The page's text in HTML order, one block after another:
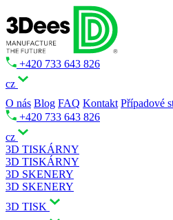
+420 733 643 826
cz
O nás Blog FAQ Kontakt Případové
+420 733 643 826
cz
3D TISKÁRNY
3D TISKÁRNY
3D SKENERY
3D SKENERY
3D TISK